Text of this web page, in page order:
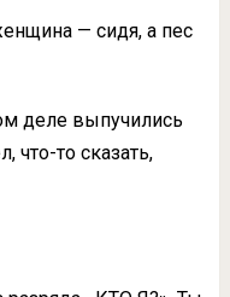
— сидя, а пес
деле выпучились
что-то сказать,